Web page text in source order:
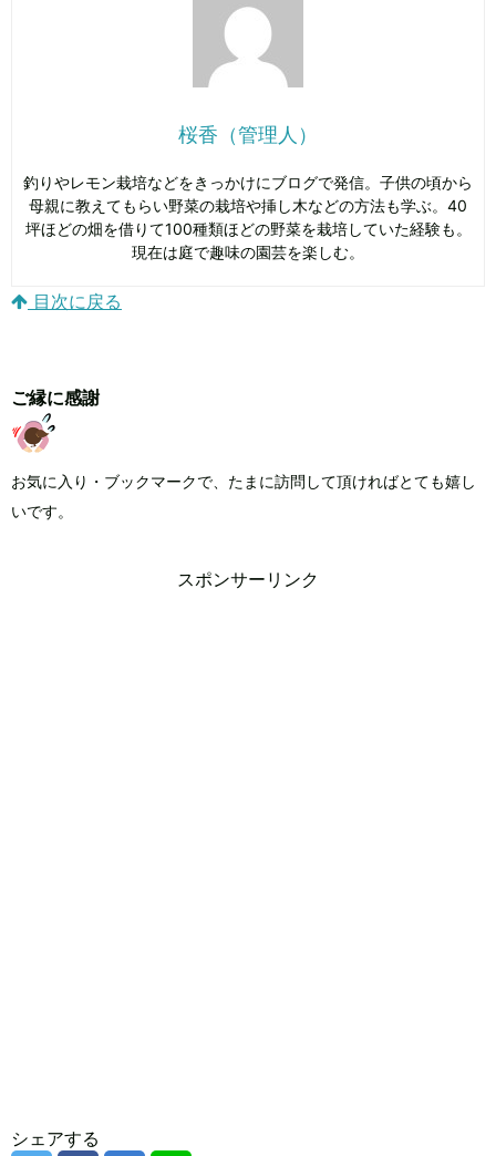
桜香（管理人）
釣りやレモン栽培などをきっかけにブログで発信。子供の頃から
母親に教えてもらい野菜の栽培や挿し木などの方法も学ぶ。40
坪ほどの畑を借りて100種類ほどの野菜を栽培していた経験も。
現在は庭で趣味の園芸を楽しむ。
目次に戻る
ご縁に感謝
お気に入り・ブックマークで、たまに訪問して頂ければとても嬉し
いです。
スポンサーリンク
シェアする